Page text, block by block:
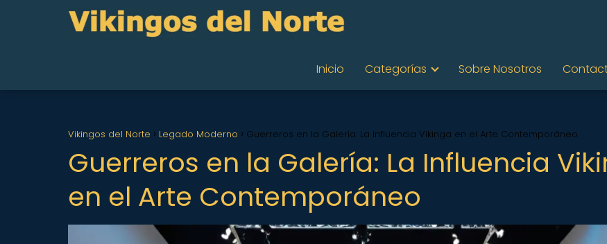
Inicio Categorías Sobre Nosotros
Vikingos del Norte Legado Moderno Guerreros en la Galería: La Influencia Vikinga en el Arte Contemporáneo
Guerreros en la Galería: La Influencia
en el Arte Contemporáneo